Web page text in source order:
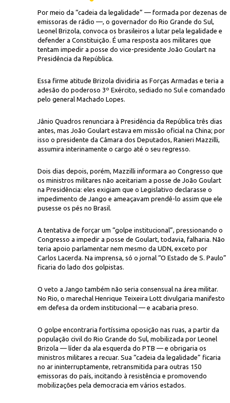
Por meio da “cadeia da legalidade” — formada por dezenas de
emissoras de rádio —, o governador do Rio Grande do Sul,
Leonel Brizola, convoca os brasileiros a lutar pela legalidade e
defender a Constituição. É uma resposta aos militares que
tentam impedir a posse do vice-presidente João Goulart na
Presidência da República.
Essa firme atitude Brizola dividiria as Forças Armadas e teria a
adesão do poderoso 3º Exército, sediado no Sul e comandado
pelo general Machado Lopes.
Jânio Quadros renunciara à Presidência da República três dias
antes, mas João Goulart estava em missão oficial na China; por
isso o presidente da Câmara dos Deputados, Ranieri Mazzilli,
assumira interinamente o cargo até o seu regresso.
Dois dias depois, porém, Mazzilli informara ao Congresso que
os ministros militares não aceitariam a posse de João Goulart
na Presidência: eles exigiam que o Legislativo declarasse o
impedimento de Jango e ameaçavam prendê-lo assim que ele
pusesse os pés no Brasil.
A tentativa de forçar um “golpe institucional”, pressionando o
Congresso a impedir a posse de Goulart, todavia, falharia. Não
teria apoio parlamentar nem mesmo da UDN, exceto por
Carlos Lacerda. Na imprensa, só o jornal “O Estado de S. Paulo”
ficaria do lado dos golpistas.
O veto a Jango também não seria consensual na área militar.
No Rio, o marechal Henrique Teixeira Lott divulgaria manifesto
em defesa da ordem institucional — e acabaria preso.
O golpe encontraria fortíssima oposição nas ruas, a partir da
população civil do Rio Grande do Sul, mobilizada por Leonel
Brizola — líder da ala esquerda do PTB — e obrigaria os
ministros militares a recuar. Sua “cadeia da legalidade” ficaria
no ar ininterruptamente, retransmitida para outras 150
emissoras do país, incitando à resistência e promovendo
mobilizações pela democracia em vários estados.
em frente ao palácio Piratini, em setembro de 1961